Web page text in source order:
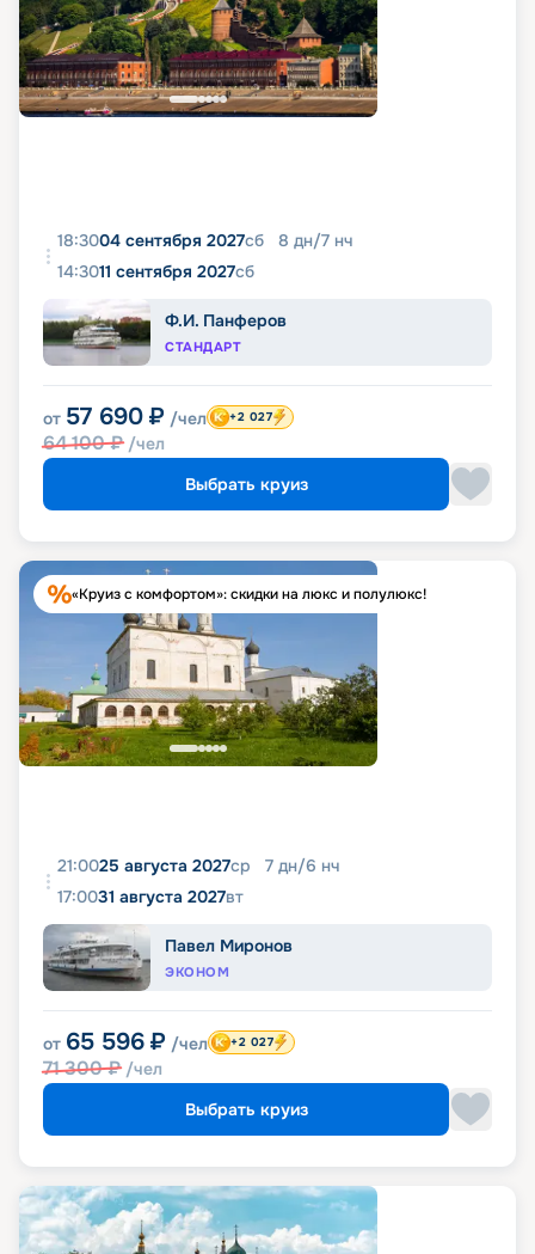
18:3004 сентября 2027сб 8 дн/7 нч
14:3011 сентября 2027сб
Ф.И. Панферов
СТАНДАРТ
от 57 690 ₽ /чел
64 100₽ /чел
+2 027
Выбрать круиз
«Круиз с комфортом»: скидки на люкс и полулюкс!
21:0025 августа 2027ср 7 дн/6 нч
17:0031 августа 2027вт
Павел Миронов
ЭКОНОМ
от 65 596 ₽ /чел
71 300₽ /чел
+2 027
Выбрать круиз